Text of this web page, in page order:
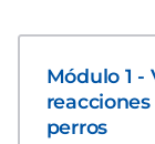
Módulo 1 -
perros